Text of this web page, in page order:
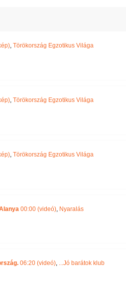
, Törökország Egzotikus Világa
, Törökország Egzotikus Világa
, Törökország Egzotikus Világa
00:00 (videó), Nyaralás
06:20 (videó), ...Jó barátok klub